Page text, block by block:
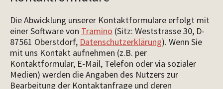
Die Abwicklung unserer Kontaktformulare erfolgt mit
einer Software von Tramino (Sitz: Weststrasse 30, D-
87561 Oberstdorf, Datenschutzerklärung). Wenn Sie
mit uns Kontakt aufnehmen (z.B. per
Kontaktformular, E-Mail, Telefon oder via sozialer
Medien) werden die Angaben des Nutzers zur
Bearbeitung der Kontaktanfrage und deren